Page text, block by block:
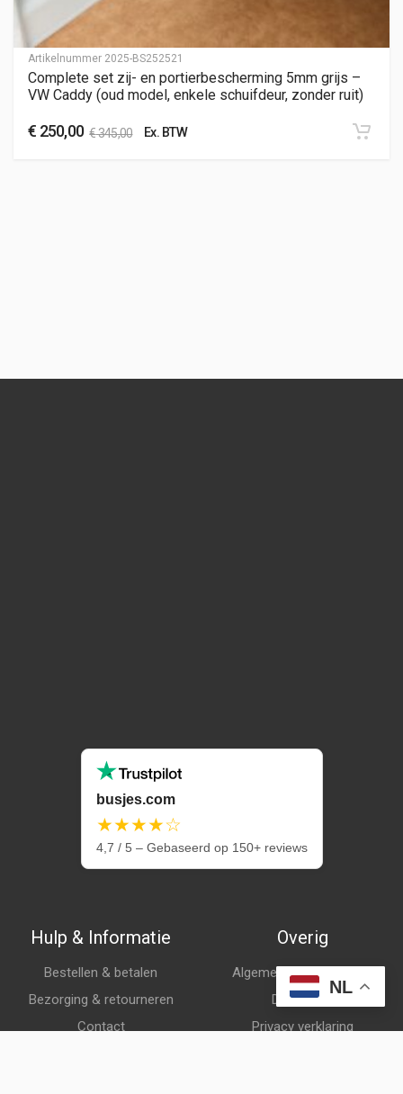
Artikelnummer 2025-BS252521
Complete set zij- en portierbescherming 5mm grijs –
VW Caddy (oud model, enkele schuifdeur, zonder ruit)
€ 250,00 €345,00 Ex. BTW
busjes.com
★★★★☆
4,7 / 5 – Gebaseerd op 150+ reviews
Hulp & Informatie
Bestellen & betalen
Bezorging & retourneren
Contact
Overig
Algemene voorwaarden
Disclaimer
Privacy verklaring
NL